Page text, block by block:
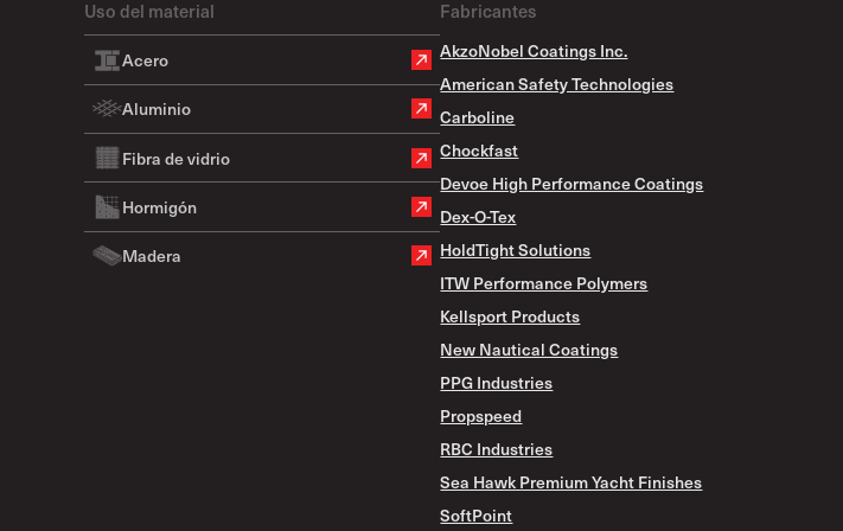
Uso del material
Acero
Aluminio
Fibra de vidrio
Hormigón
Madera
Fabricantes
AkzoNobel Coatings Inc.
American Safety Technologies
Carboline
Chockfast
Devoe High Performance Coatings
Dex-O-Tex
HoldTight Solutions
ITW Performance Polymers
Kellsport Products
New Nautical Coatings
PPG Industries
Propspeed
RBC Industries
Sea Hawk Premium Yacht Finishes
SoftPoint